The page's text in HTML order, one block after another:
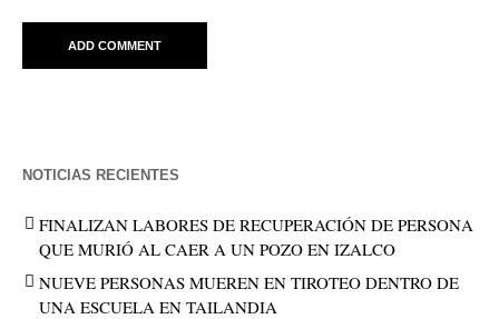
NOTICIAS RECIENTES
FINALIZAN LABORES DE RECUPERACIÓN DE PERSONA
QUE MURIÓ AL CAER A UN POZO EN IZALCO
NUEVE PERSONAS MUEREN EN TIROTEO DENTRO DE
UNA ESCUELA EN TAILANDIA